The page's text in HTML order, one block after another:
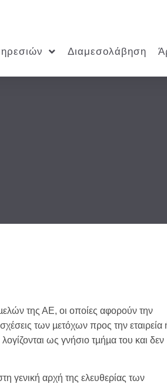
Διαμεσολάβηση
της ΑΕ, οι οποίες αφορούν την
των µετόχων προς την εταιρεία
ως γνήσιο τµήµα του και δεν
γενική αρχή της ελευθερίας των